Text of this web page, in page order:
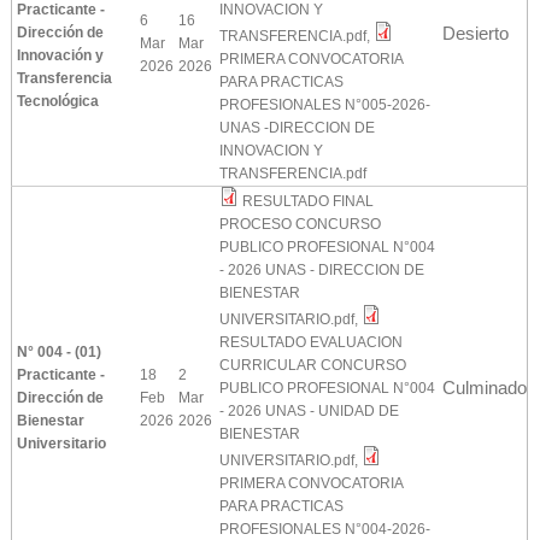
Practicante -
Dirección de
Innovación y
Transferencia
Tecnológica
6
Mar
2026
16
Mar
2026
INNOVACION Y
TRANSFERENCIA.pdf,
PRIMERA CONVOCATORIA
PARA PRACTICAS
PROFESIONALES N°005-2026-
UNAS -DIRECCION DE
INNOVACION Y
TRANSFERENCIA.pdf
Desierto
N° 004 - (01)
Practicante -
Dirección de
Bienestar
Universitario
18
Feb
2026
2
Mar
2026
RESULTADO FINAL
PROCESO CONCURSO
PUBLICO PROFESIONAL N°004
- 2026 UNAS - DIRECCION DE
BIENESTAR
UNIVERSITARIO.pdf,
RESULTADO EVALUACION
CURRICULAR CONCURSO
PUBLICO PROFESIONAL N°004
- 2026 UNAS - UNIDAD DE
BIENESTAR
UNIVERSITARIO.pdf,
PRIMERA CONVOCATORIA
PARA PRACTICAS
PROFESIONALES N°004-2026-
Culminado